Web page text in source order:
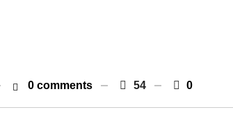
0 comments 54 0